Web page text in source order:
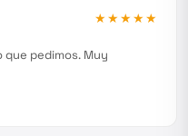
★★★★★
que pedimos. Muy